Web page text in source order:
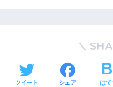
ツイート シェア はて